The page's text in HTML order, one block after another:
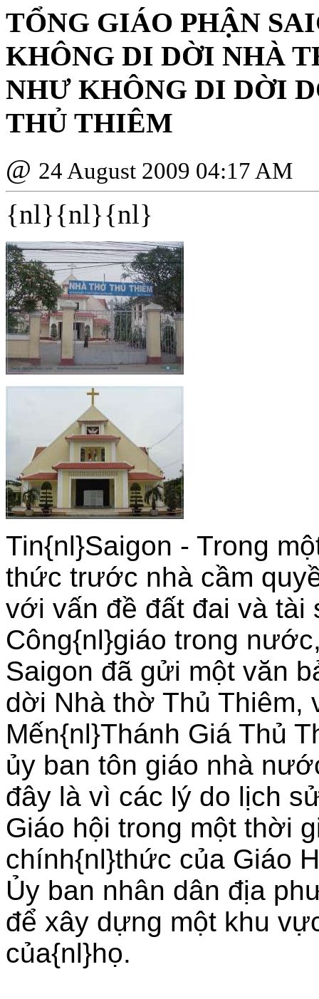
TỔNG GIÁO PHẬN
KHÔNG DI DỜI NHÀ
NHƯ KHÔNG DI DỜI
THỦ THIÊM
@ 24 August 2009 04:17 AM
{nl}{nl}{nl}
Tin{nl}Saigon - Trong
thức trước nhà cầm
với vấn đề đất đai và tài
Công{nl}giáo trong
Saigon đã gửi một văn
dời Nhà thờ Thủ Thiêm,
Mến{nl}Thánh Giá Thủ
ủy ban tôn giáo nhà
đây là vì các lý do lịch
Giáo hội trong một thời
chính{nl}thức của Giáo
Ủy ban nhân dân địa
để xây dựng một khu
của{nl}họ.